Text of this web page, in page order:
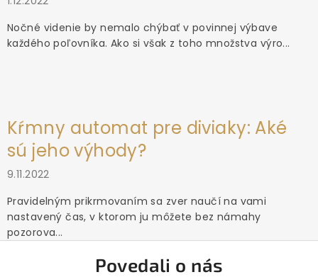
Nočné videnie by nemalo chýbať v povinnej výbave
každého poľovníka. Ako si však z toho množstva výro...
Kŕmny automat pre diviaky: Aké
sú jeho výhody?
9.11.2022
Pravidelným prikrmovaním sa zver naučí na vami
nastavený čas, v ktorom ju môžete bez námahy
pozorova...
Povedali o nás